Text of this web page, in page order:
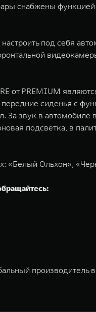
снабжены
под себя
от PREMIUM
сиденья с
За звук в
подсветка, в
«Белый Ольхон»,
производитель
на